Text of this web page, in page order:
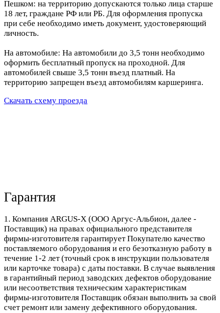
Пешком: на территорию допускаются только лица старше
18 лет, граждане РФ или РБ. Для оформления пропуска
при себе необходимо иметь документ, удостоверяющий
личность.
На автомобиле: На автомобили до 3,5 тонн необходимо
оформить бесплатный пропуск на проходной. Для
автомобилей свыше 3,5 тонн въезд платный. На
территорию запрещен въезд автомобилям каршеринга.
Скачать схему проезда
Гарантия
1. Компания ARGUS-X (ООО Аргус-Альбион, далее -
Поставщик) на правах официального представителя
фирмы-изготовителя гарантирует Покупателю качество
поставляемого оборудования и его безотказную работу в
течение 1-2 лет (точный срок в инструкции пользователя
или карточке товара) с даты поставки. В случае выявления
в гарантийный период заводских дефектов оборудование
или несоответствия техническим характеристикам
фирмы-изготовителя Поставщик обязан выполнить за свой
счет ремонт или замену дефективного оборудования.